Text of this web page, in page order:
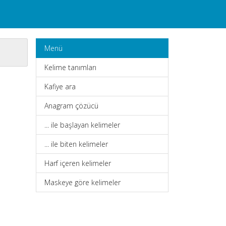
Menü
Kelime tanımları
Kafiye ara
Anagram çözücü
... ile başlayan kelimeler
... ile biten kelimeler
Harf içeren kelimeler
Maskeye göre kelimeler